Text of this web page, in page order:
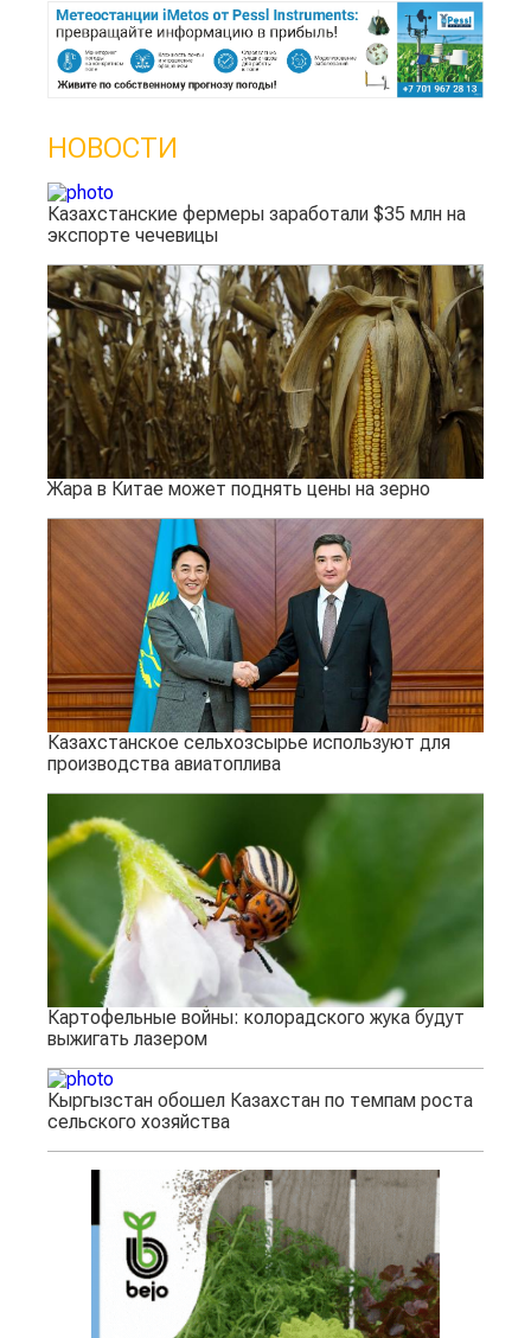
НОВОСТИ
Казахстанские фермеры заработали $35 млн на
экспорте чечевицы
Жара в Китае может поднять цены на зерно
Казахстанское сельхозсырье используют для
производства авиатоплива
Картофельные войны: колорадского жука будут
выжигать лазером
Кыргызстан обошел Казахстан по темпам роста
сельского хозяйства